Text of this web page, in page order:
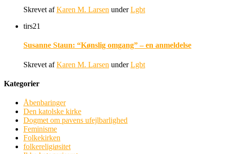
Skrevet afKaren M. Larsen underLgbt
tirs21
Susanne Staun: “Kønslig omgang” – en anmeldelse
Skrevet afKaren M. Larsen underLgbt
Kategorier
Åbenbaringer
Den katolske kirke
Dogmet om pavens ufejlbarlighed
Feminisme
Folkekirken
folkereligiøsitet